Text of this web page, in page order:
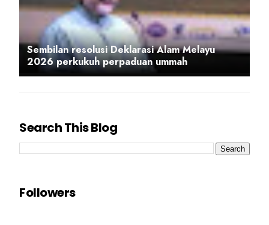
Sembilan resolusi Deklarasi Alam Melayu
2026 perkukuh perpaduan ummah
Search This Blog
Followers